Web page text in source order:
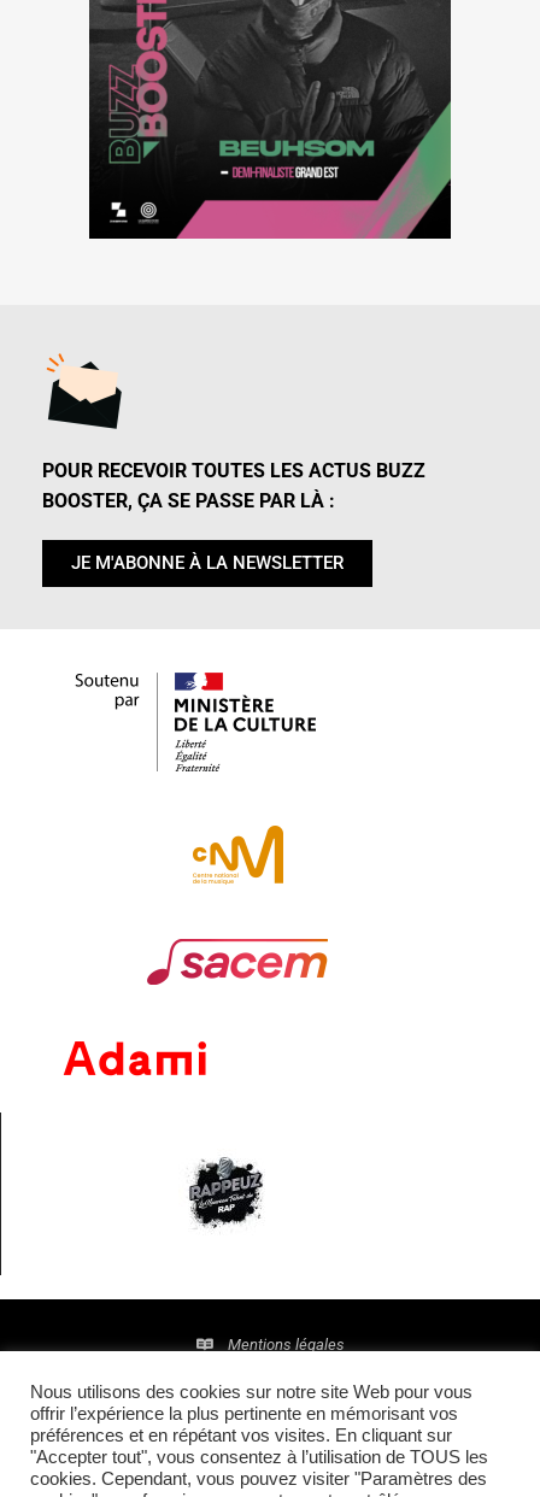
POUR RECEVOIR TOUTES LES ACTUS BUZZ
BOOSTER, ÇA SE PASSE PAR LÀ :
JE M'ABONNE À LA NEWSLETTER
Mentions légales
Politique de confidentialité
© 2016 • Site maintenu et mis à jour parTI(E)GER
COMMUNICATION
Nous utilisons des cookies sur notre site Web pour vous
offrir l’expérience la plus pertinente en mémorisant vos
préférences et en répétant vos visites. En cliquant sur
"Accepter tout", vous consentez à l’utilisation de TOUS les
cookies. Cependant, vous pouvez visiter "Paramètres des